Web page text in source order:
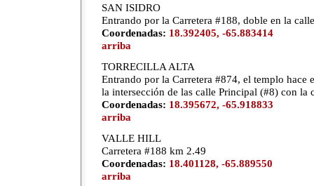
SAN ISIDRO
Entrando por la Carretera #188, doble en la
Coordenadas: 18.392405, -65.883414
arriba
TORRECILLA ALTA
Entrando por la Carretera #874, el templo hace
la intersección de las calle Principal (#8) con la
Coordenadas: 18.395672, -65.918833
arriba
VALLE HILL
Carretera #188 km 2.49
Coordenadas: 18.401128, -65.889550
arriba